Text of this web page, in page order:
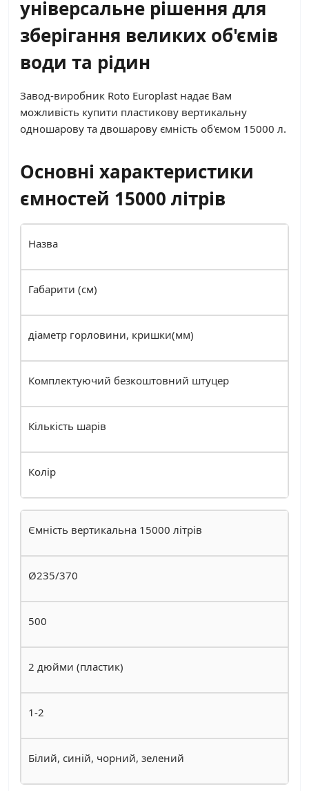
Ємність для води 500 літрів
Ємність для води 300 літрів
Ємність для води 200 літрів
Ємність для води 100 літрів
універсальне рішення для
зберігання великих об'ємів
води та рідин
Завод-виробник Roto Europlast надає Вам
можливість купити пластикову вертикальну
одношарову та двошарову ємність об'ємом 15000 л.
Основні характеристики
ємностей 15000 літрів
Назва
Габарити (см)
діаметр горловини, кришки(мм)
Комплектуючий безкоштовний штуцер
Кількість шарів
Колір
Ємність вертикальна 15000 літрів
Ø235/370
500
2 дюйми (пластик)
1-2
Білий, синій, чорний, зелений